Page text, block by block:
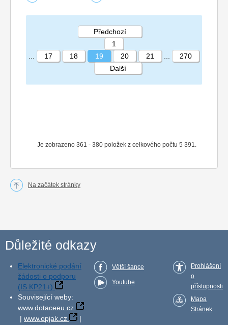
STRÁNKA 19 270
Je zobrazeno 361 - 380 položek z celkového počtu 5 391.
Předchozí
1
17 18 19 20 21
270
Další
Na začátek stránky
Důležité odkazy
Elektronické podání
žádosti o podporu
(IS KP21+)
Související weby:
www.dotaceeu.cz
| www.opjak.cz
|
Větší šance
Youtube
Prohlášení
o
přístupnosti
Mapa
Stránek